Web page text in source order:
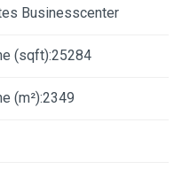
Businesscenter
(sqft):25284
(m²):2349